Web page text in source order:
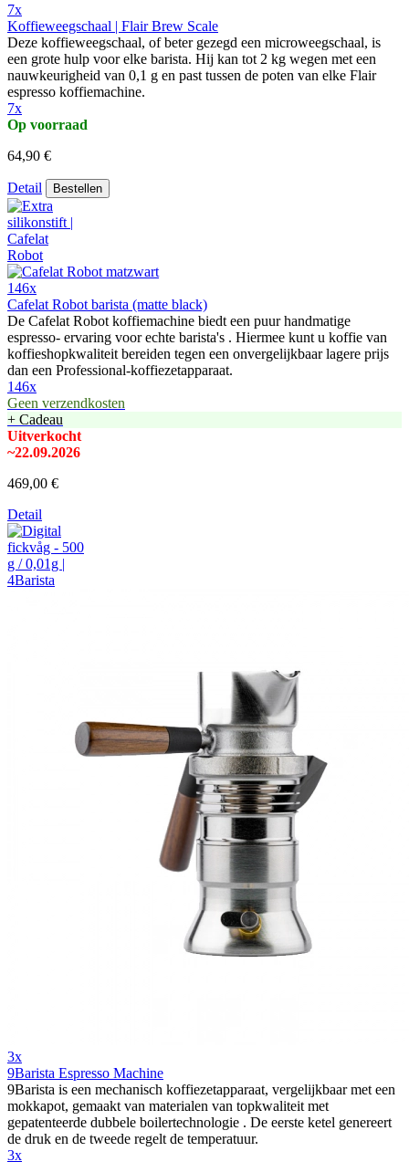
7x
Koffieweegschaal | Flair Brew Scale
Deze koffieweegschaal, of beter gezegd een microweegschaal, is
een grote hulp voor elke barista. Hij kan tot 2 kg wegen met een
nauwkeurigheid van 0,1 g en past tussen de poten van elke Flair
espresso koffiemachine.
7x
Op voorraad
64,90 €
Detail Bestellen
146x
Cafelat Robot barista (matte black)
De Cafelat Robot koffiemachine biedt een puur handmatige
espresso- ervaring voor echte barista's . Hiermee kunt u koffie van
koffieshopkwaliteit bereiden tegen een onvergelijkbaar lagere prijs
dan een Professional-koffiezetapparaat.
146x
Geen verzendkosten
+ Cadeau
Uitverkocht
~22.09.2026
469,00 €
Detail
3x
9Barista Espresso Machine
9Barista is een mechanisch koffiezetapparaat, vergelijkbaar met een
mokkapot, gemaakt van materialen van topkwaliteit met
gepatenteerde dubbele boilertechnologie . De eerste ketel genereert
de druk en de tweede regelt de temperatuur.
3x